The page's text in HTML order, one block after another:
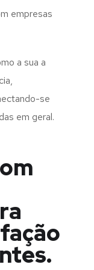
empresas
a sua a
se
em geral.